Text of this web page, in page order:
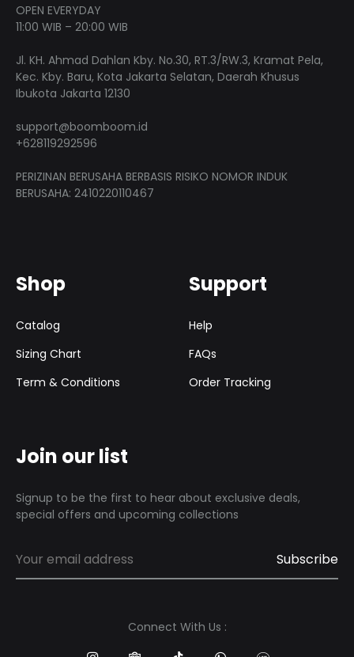
OPEN EVERYDAY
11:00 WIB – 20:00 WIB
Jl. KH. Ahmad Dahlan Kby. No.30, RT.3/RW.3, Kramat Pela,
Kec. Kby. Baru, Kota Jakarta Selatan, Daerah Khusus
Ibukota Jakarta 12130
support@boomboom.id
+628119292596
PERIZINAN BERUSAHA BERBASIS RISIKO NOMOR INDUK
BERUSAHA: 2410220110467
Shop
Catalog
Sizing Chart
Term & Conditions
Support
Help
FAQs
Order Tracking
Join our list
Signup to be the first to hear about exclusive deals,
special offers and upcoming collections
Connect With Us :